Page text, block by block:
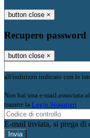
button close ×
Recupero password
button close ×
all'indirizzo indicato con le
Non hai una e-mail associata
tramite la Login Spaggiari
E-mail inviata, si prega di